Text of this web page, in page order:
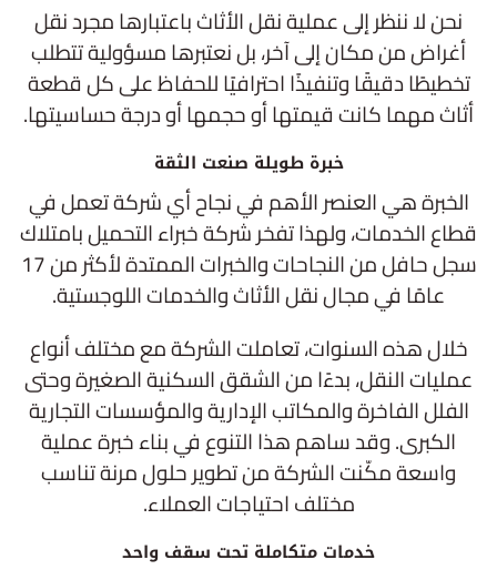
نحن لا ننظر إلى عملية نقل الأثاث باعتبارها مجرد نقل
أغراض من مكان إلى آخر، بل نعتبرها مسؤولية تتطلب
تخطيطًا دقيقًا وتنفيذًا احترافيًا للحفاظ على كل قطعة
أثاث مهما كانت قيمتها أو حجمها أو درجة حساسيتها.
خبرة طويلة صنعت الثقة
الخبرة هي العنصر الأهم في نجاح أي شركة تعمل في
قطاع الخدمات، ولهذا تفخر شركة خبراء التحميل بامتلاك
سجل حافل من النجاحات والخبرات الممتدة لأكثر من 17
عامًا في مجال نقل الأثاث والخدمات اللوجستية.
خلال هذه السنوات، تعاملت الشركة مع مختلف أنواع
عمليات النقل، بدءًا من الشقق السكنية الصغيرة وحتى
الفلل الفاخرة والمكاتب الإدارية والمؤسسات التجارية
الكبرى. وقد ساهم هذا التنوع في بناء خبرة عملية
واسعة مكّنت الشركة من تطوير حلول مرنة تناسب
مختلف احتياجات العملاء.
خدمات متكاملة تحت سقف واحد